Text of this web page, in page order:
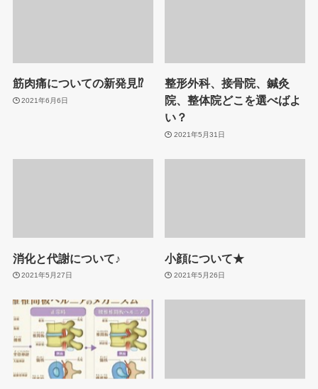
筋肉痛についての新発見⁉
2021年6月6日
整形外科、接骨院、鍼灸
院、整体院どこを選べばよ
い？
2021年5月31日
消化と代謝について♪
2021年5月27日
小顔について★
2021年5月26日